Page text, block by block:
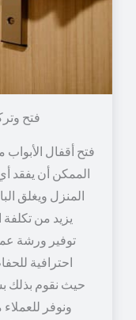
فتح
فتح أقفال
الممكن أن يفقد
المنزل ويغلق
يزيد من
توفير ورشة
احترافية
حيث نقوم بذلك
ونوفر